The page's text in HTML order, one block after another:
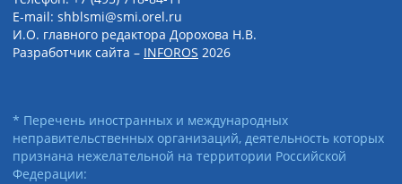
E-mail: shblsmi@smi.orel.ru
И.О. главного редактора Дорохова Н.В.
Разработчик сайта – INFOROS 2026
* Перечень иностранных и международных
неправительственных организаций, деятельность которых
признана нежелательной на территории Российской
Федерации: